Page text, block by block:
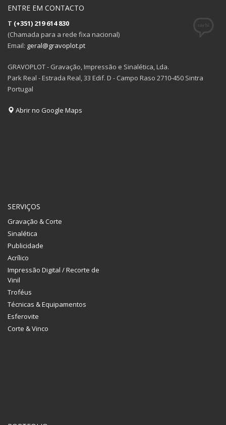
ENTRE EM CONTACTO
T (+351) 219 614 830
(Chamada para a rede fixa nacional)
Email: geral@gravoplot.pt
GRAVOPLOT - Gravação, Impressão e Sinalética, Lda.
Park Real - Estrada Real, 33 Edif. D - Campo Raso 2710-450 Sintra
Portugal
Abrir no Google Maps
SERVIÇOS
Gravação & Corte
Sinalética
Publicidade
Acrílico
Impressão Digital / Recorte de
Vinil
Troféus
Técnicas & Equipamentos
Esferovite
Corte & Vinco